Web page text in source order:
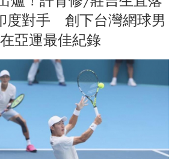
對手 創下台灣網球男
亞運最佳紀錄